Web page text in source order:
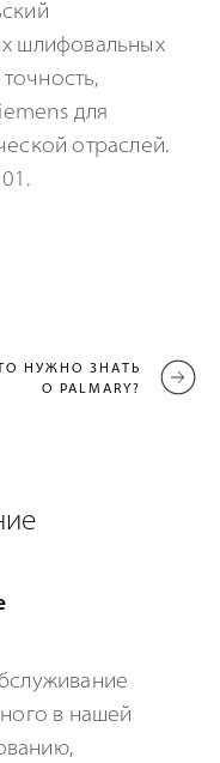
шлифовальных
для
отраслей.
НУЖНО ЗНАТЬ
О PALMARY?
в нашей